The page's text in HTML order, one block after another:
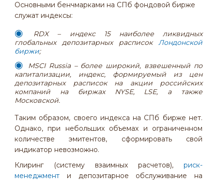
Основными бенчмарками на СПб фондовой бирже
служат индексы:
RDX– индекс 15 наиболее ликвидных
глобальных депозитарных расписок
Лондонской
биржи;
MSCI Russia– более широкий, взвешенный по
капитализации, индекс, формируемый из цен
депозитарных расписок на акции российских
компаний на биржах NYSE, LSE, а также
Московской.
Таким образом, своего индекса на СПб бирже нет.
Однако, при небольших объемах и ограниченном
количестве эмитентов, сформировать свой
индикатор невозможно.
Клиринг (систему взаимных расчетов), риск-
менеджмент и депозитарное обслуживание на